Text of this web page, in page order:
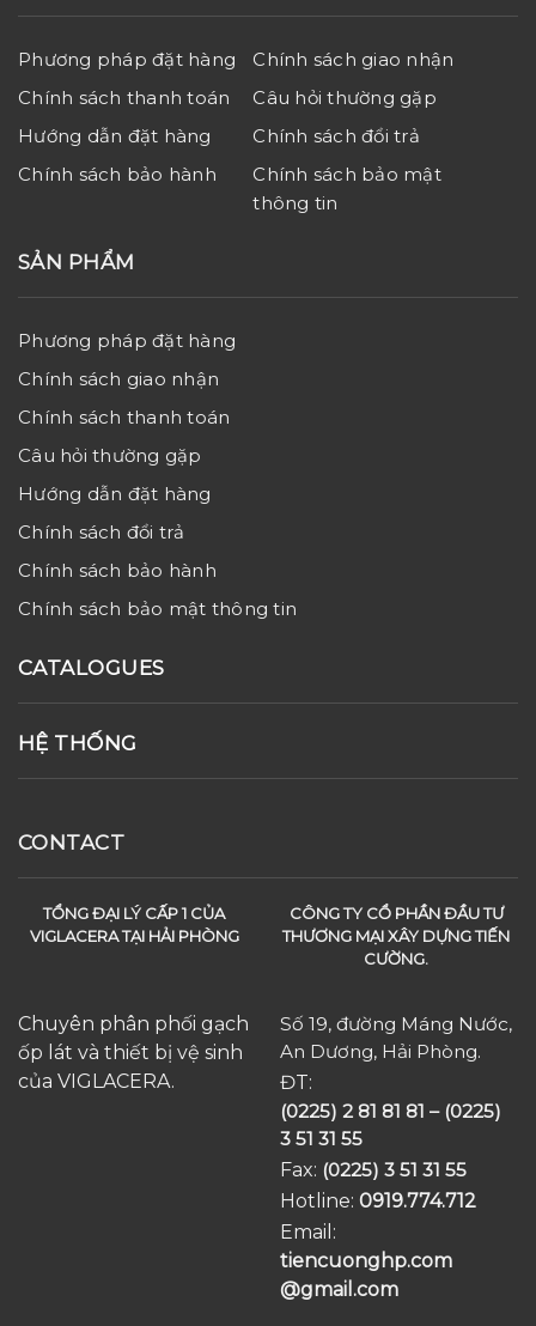
Phương pháp đặt hàng
Chính sách giao nhận
Chính sách thanh toán
Câu hỏi thường gặp
Hướng dẫn đặt hàng
Chính sách đổi trả
Chính sách bảo hành
Chính sách bảo mật
thông tin
SẢN PHẨM
Phương pháp đặt hàng
Chính sách giao nhận
Chính sách thanh toán
Câu hỏi thường gặp
Hướng dẫn đặt hàng
Chính sách đổi trả
Chính sách bảo hành
Chính sách bảo mật thông tin
CATALOGUES
HỆ THỐNG
CONTACT
TỔNG ĐẠI LÝ CẤP 1 CỦA
VIGLACERA TẠI HẢI PHÒNG
Chuyên phân phối gạch
ốp lát và thiết bị vệ sinh
của VIGLACERA.
CÔNG TY CỔ PHẦN ĐẦU TƯ
THƯƠNG MẠI XÂY DỰNG TIẾN
CƯỜNG.
Số 19, đường Máng Nước,
An Dương, Hải Phòng.
ĐT:
(0225) 2 81 81 81 – (0225)
3 51 31 55
Fax: (0225) 3 51 31 55
Hotline: 0919.774.712​
Email:
tiencuonghp.com
@gmail.com